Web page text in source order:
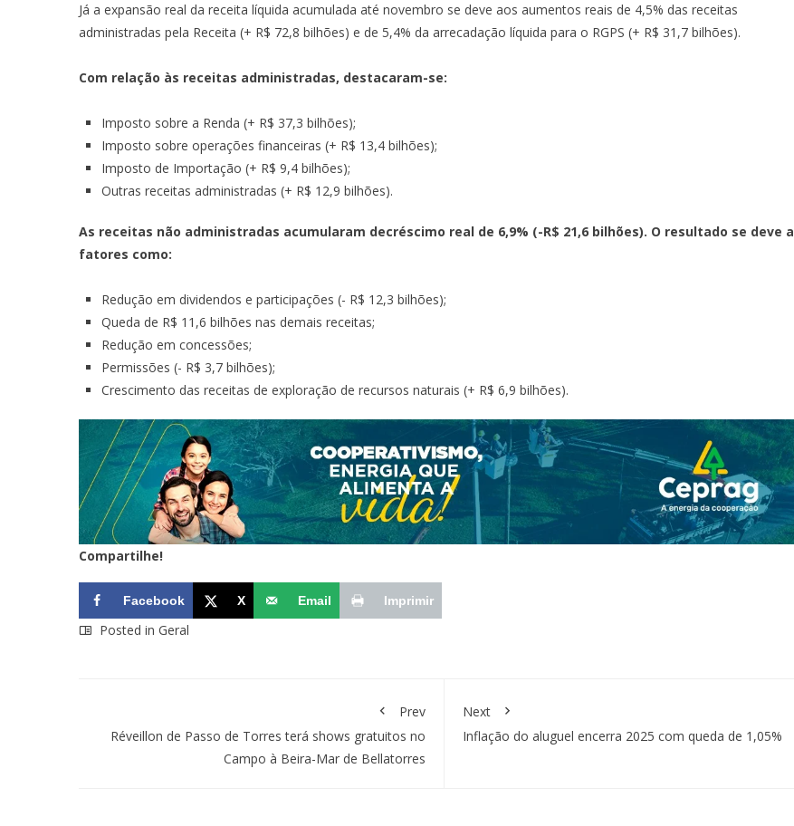
Já a expansão real da receita líquida acumulada até novembro se deve aos aumentos reais de 4,5% das receitas
administradas pela Receita (+ R$ 72,8 bilhões) e de 5,4% da arrecadação líquida para o RGPS (+ R$ 31,7 bilhões).
Com relação às receitas administradas, destacaram-se:
Imposto sobre a Renda (+ R$ 37,3 bilhões);
Imposto sobre operações financeiras (+ R$ 13,4 bilhões);
Imposto de Importação (+ R$ 9,4 bilhões);
Outras receitas administradas (+ R$ 12,9 bilhões).
As receitas não administradas acumularam decréscimo real de 6,9% (-R$ 21,6 bilhões). O resultado se deve a
fatores como:
Redução em dividendos e participações (- R$ 12,3 bilhões);
Queda de R$ 11,6 bilhões nas demais receitas;
Redução em concessões;
Permissões (- R$ 3,7 bilhões);
Crescimento das receitas de exploração de recursos naturais (+ R$ 6,9 bilhões).
Compartilhe!
Facebook X Email Imprimir
Posted in Geral
Prev
Réveillon de Passo de Torres terá shows gratuitos no
Campo à Beira-Mar de Bellatorres
Next
Inflação do aluguel encerra 2025 com queda de 1,05%